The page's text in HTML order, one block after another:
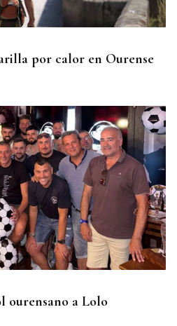
por calor en Ourense
ourensano a Lolo